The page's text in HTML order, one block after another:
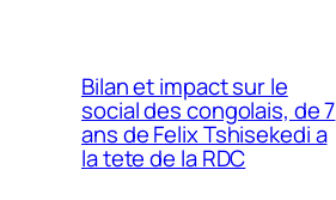
Bilan et impact sur le
social des congolais, de 7
ans de Felix Tshisekedi a
la tete de la RDC